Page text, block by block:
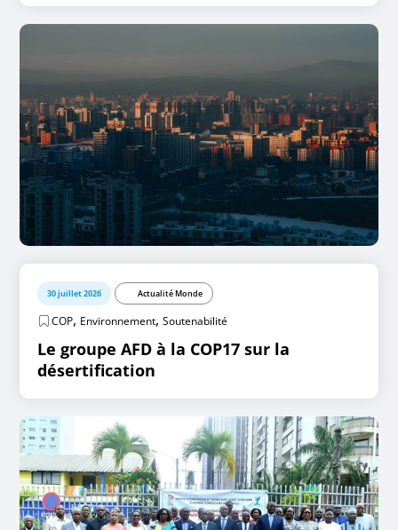
30 juillet 2026 Actualité Monde
COP, Environnement,Soutenabilité
Le groupe AFD à la COP17 sur la
désertification